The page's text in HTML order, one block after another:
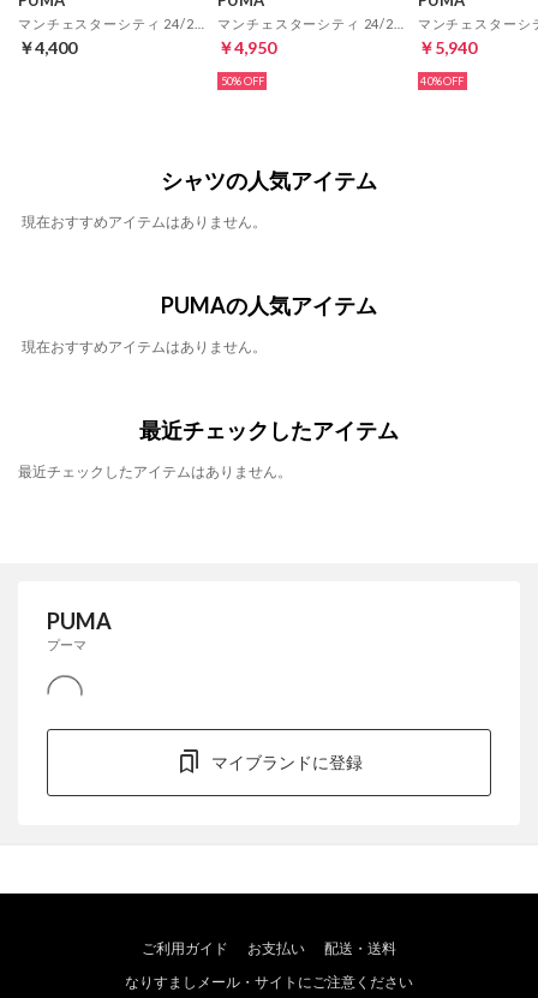
￥4,400 ￥4,950
50%
￥5,940
40%
シャツの人気アイテム
現在おすすめアイテムはありません。
PUMAの人気アイテム
現在おすすめアイテムはありません。
最近チェックしたアイテム
最近チェックしたアイテムはありません。
PUMA
プーマ
マイブランドに登録
ご利用ガイド お支払い
配送・送料
なりすましメール・サイトにご注意ください